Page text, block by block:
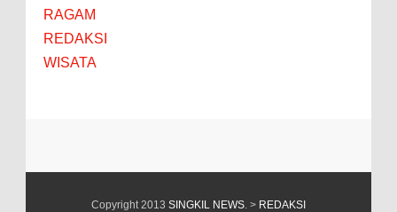
RAGAM
REDAKSI
WISATA
Copyright 2013 SINGKIL NEWS. > REDAKSI